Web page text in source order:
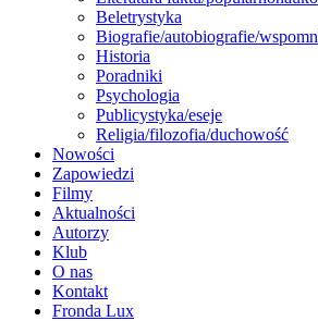
Beletrystyka
Biografie/autobiografie/
Historia
Poradniki
Psychologia
Publicystyka/eseje
Religia/filozofia/duchowość
Nowości
Zapowiedzi
Filmy
Aktualności
Autorzy
Klub
O nas
Kontakt
Fronda Lux